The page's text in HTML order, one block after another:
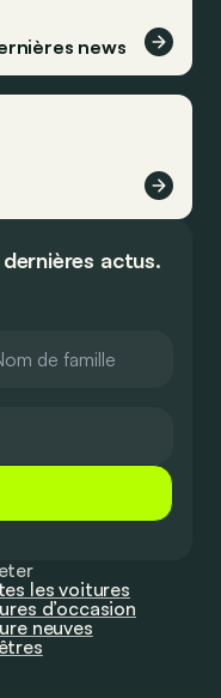
news
actus.
les voitures
d’occasion
neuves